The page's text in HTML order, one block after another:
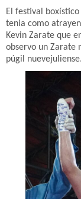
El festival
tenia como
Kevin Zarate que
observo un Zarate
púgil nuevejuliense.